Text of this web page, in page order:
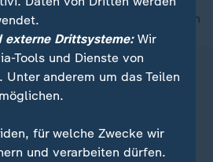
nach oben
externe Drittsysteme:Wir
Tools und Dienste von
Unter anderem um das Teilen
für welche Zwecke wir
und verarbeiten dürfen.